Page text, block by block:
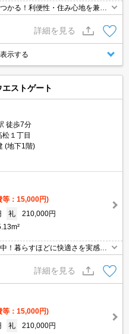
かる！利便性・住み心地を兼ね
ださい。お部屋探しはタウンハ
詳細を見る
示する
ストゲート
徒歩7分
１丁目
(地下1階)
等：15,000円)
礼
210,000円
！暮らすほどに快適さを実感で
！日常の買い物に便利！
詳細を見る
等：15,000円)
礼
210,000円